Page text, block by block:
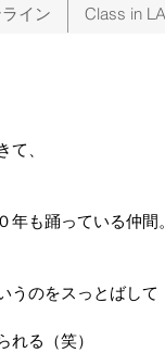
イン Class in LA
て、
も踊っている仲間。
うのをスっとばして
る（笑）